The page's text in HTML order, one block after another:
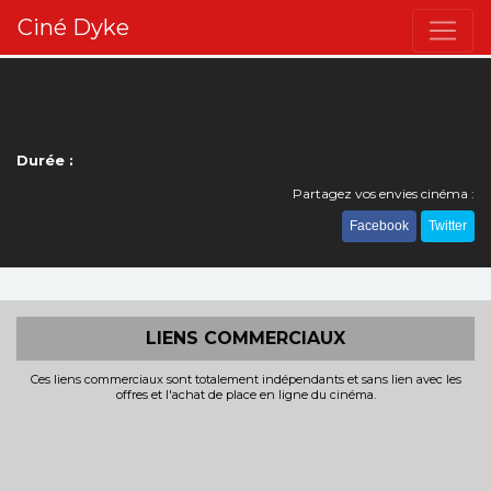
Ciné Dyke
Durée :
Partagez vos envies cinéma :
Facebook Twitter
LIENS COMMERCIAUX
Ces liens commerciaux sont totalement indépendants et sans lien avec les
offres et l'achat de place en ligne du cinéma.